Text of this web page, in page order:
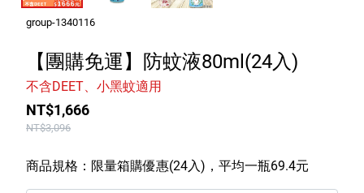
精油香氛專區
強效誘引捕黏板
優品x柴語錄
團購專區
關於優品
group-1340116
【團購免運】防蚊液80ml(24入)
不含DEET、小黑蚊適用
NT$1,666
NT$3,096
商品規格：限量箱購優惠(24入)，平均一瓶69.4元